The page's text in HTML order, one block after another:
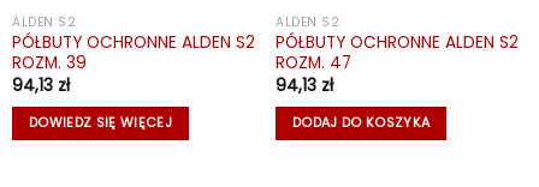
ALDEN S2
PÓŁBUTY OCHRONNE ALDEN S2
ROZM. 39
94,13 zł
DOWIEDZ SIĘ WIĘCEJ
ALDEN S2
PÓŁBUTY OCHRONNE ALDEN S2
ROZM. 47
94,13 zł
DODAJ DO KOSZYKA